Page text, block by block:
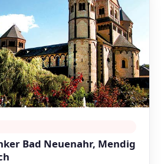
Bad Neuenahr, Mendig